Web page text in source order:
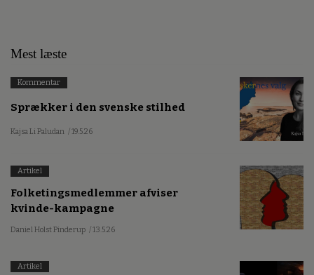
Mest læste
Kommentar
Sprækker i den svenske stilhed
Kajsa Li Paludan / 19.5.26
Artikel
Folketingsmedlemmer afviser
kvinde-kampagne
Daniel Holst Pinderup / 13.5.26
Artikel